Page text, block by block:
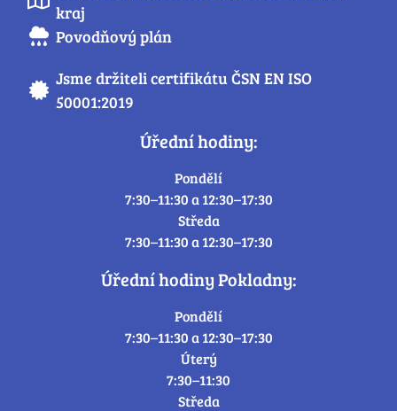
kraj
Povodňový plán
Jsme držiteli certifikátu ČSN EN ISO
50001:2019
Úřední hodiny:
Pondělí
7:30–11:30 a 12:30–17:30
Středa
7:30–11:30 a 12:30–17:30
Úřední hodiny Pokladny:
Pondělí
7:30–11:30 a 12:30–17:30
Úterý
7:30–11:30
Středa